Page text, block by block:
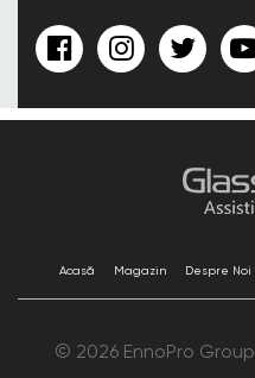
Acasă Magazin Despre Noi
© 2026 EnnoPro